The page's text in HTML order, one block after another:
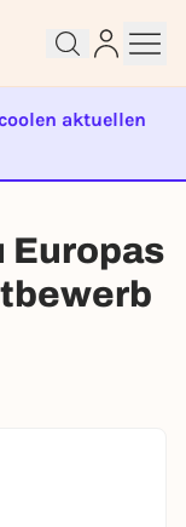
aktuellen
Europas
in
account.